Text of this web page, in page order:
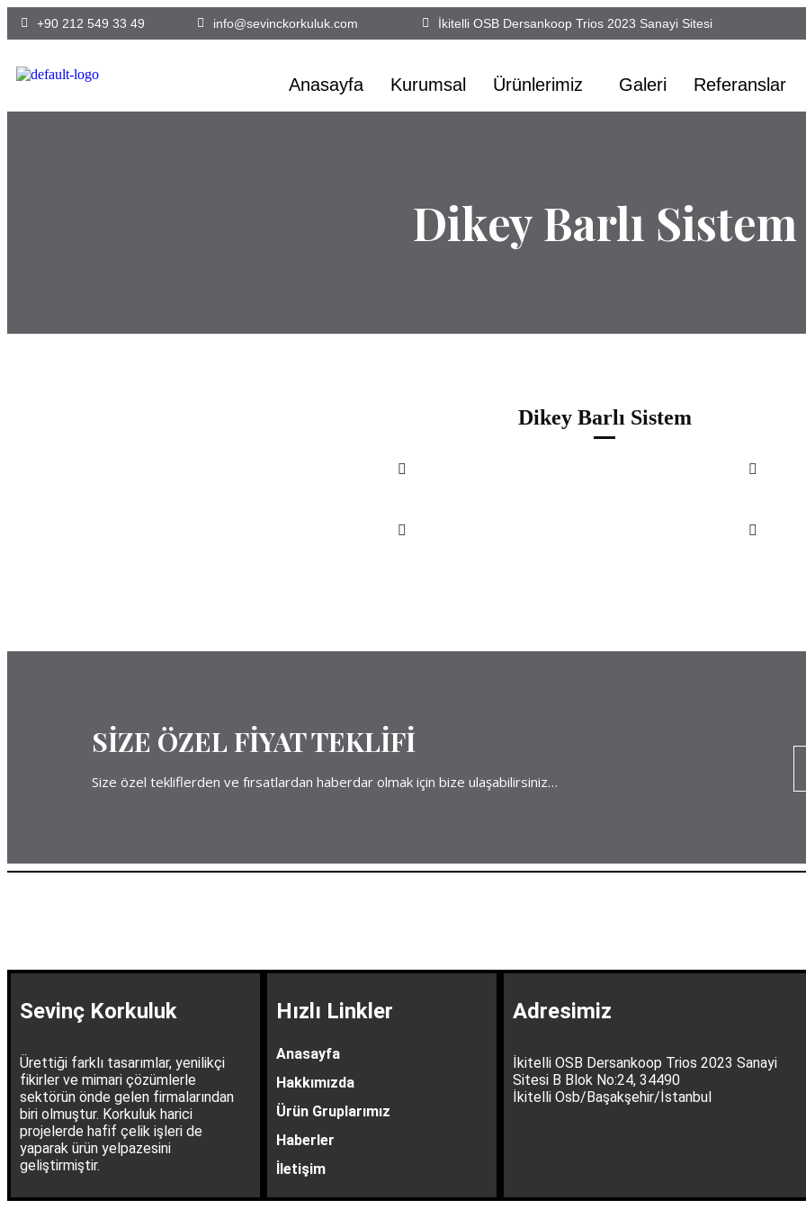
+90 212 549 33 49 info@sevinckorkuluk.com İkitelli OSB Dersankoop Trios 2023 Sanayi Sitesi
Anasayfa Kurumsal Ürünlerimiz Galeri Referanslar
Dikey Barlı Sistem
Dikey Barlı Sistem
SİZE ÖZEL FİYAT TEKLİFİ
Size özel tekliflerden ve fırsatlardan haberdar olmak için bize ulaşabilirsiniz…
Sevinç Korkuluk
Ürettiği farklı tasarımlar, yenilikçi
fikirler ve mimari çözümlerle
sektörün önde gelen firmalarından
biri olmuştur. Korkuluk harici
projelerde hafif çelik işleri de
yaparak ürün yelpazesini
geliştirmiştir.
Hızlı Linkler
Anasayfa
Hakkımızda
Ürün Gruplarımız
Haberler
İletişim
Adresimiz
İkitelli OSB Dersankoop Trios 2023 Sanayi
Sitesi B Blok No:24, 34490
İkitelli Osb/Başakşehir/İstanbul